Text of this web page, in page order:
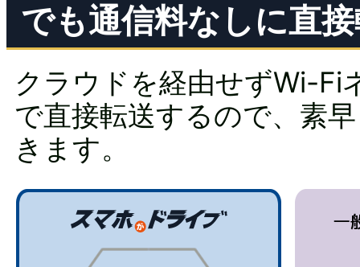
でも通信料なしに直
クラウドを経由せずWi-Fi
で直接転送するので、素
きます。